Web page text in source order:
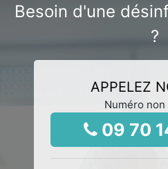
Besoin d'une
?
APPELEZ
Numéro
09 70